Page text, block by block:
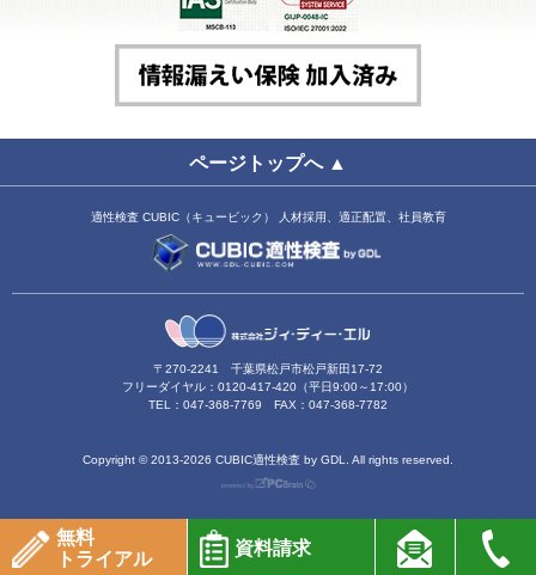
ページトップへ ▲
適性検査 CUBIC（キュービック） 人材採用、適正配置、社員教育
〒270-2241 千葉県松戸市松戸新田17-72
フリーダイヤル：0120-417-420（平日9:00～17:00）
TEL：047-368-7769 FAX：047-368-7782
Copyright ©2013-2026 CUBIC適性検査 by GDL. All rights reserved.
無料
トライアル
資料請求